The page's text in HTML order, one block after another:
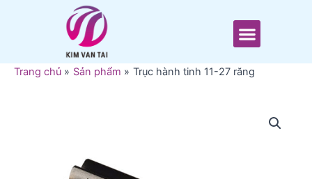
Menu
Trang chủ Sản phẩm Trục hành tinh 11-27 răng